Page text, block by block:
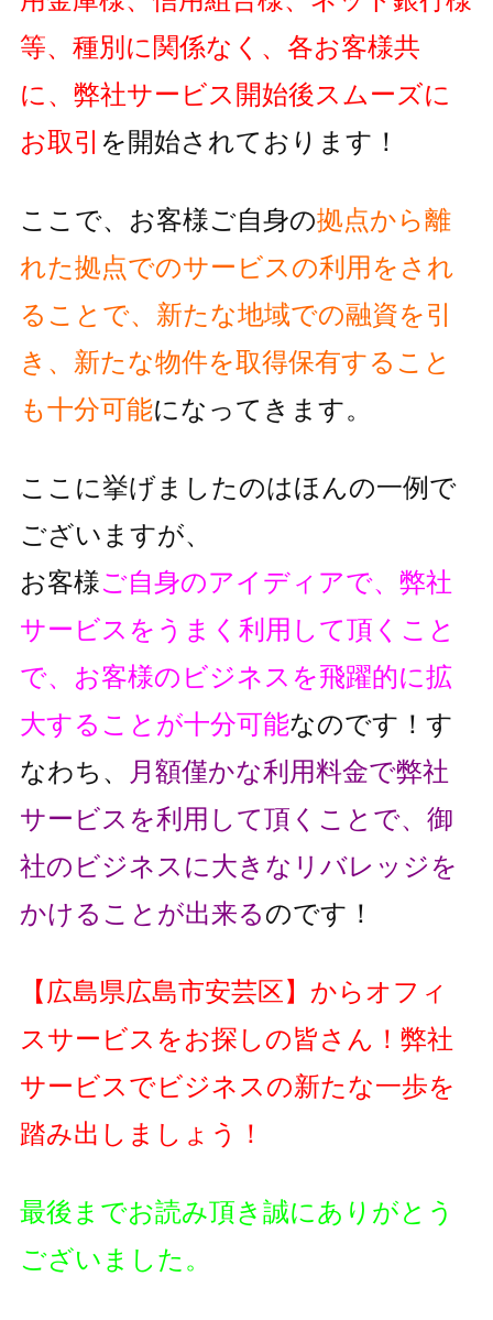
等、種別に関係なく、各お客様共
に、弊社サービス開始後スムーズに
お取引 を開始されております！
ここで、お客様ご自身の拠点から離
れた拠点でのサービスの利用をされ
ることで、 新たな地域での融資を引
き、新たな物件を取得保有すること
も十分可能になってきます。
ここに挙げましたのはほんの一例で
ございますが、
お客様ご自身のアイディアで、弊社
サービスをうまく利用して頂くこと
で、 お客様のビジネスを飛躍的に拡
大することが十分可能なのです！ す
なわち、
月額僅かな利用料金で弊社
サービスを利用して頂くことで、 御
社のビジネスに大きなリバレッジを
かけることが出来るのです！
【広島県広島市安芸区】からオフィ
スサービスをお探しの皆さん！ 弊社
サービスでビジネスの新たな一歩を
踏み出しましょう！
最後までお読み頂き誠にありがとう
ございました。